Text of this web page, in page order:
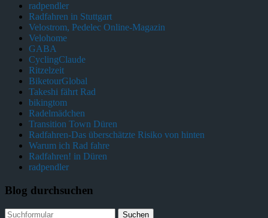
radpendler
Radfahren in Stuttgart
Velostrom, Pedelec Online-Magazin
Velohome
GABA
CyclingClaude
Ritzelzeit
BiketourGlobal
Takeshi fährt Rad
bikingtom
Radelmädchen
Transition Town Düren
Radfahren-Das überschätzte Risiko von hinten
Warum ich Rad fahre
Radfahren! in Düren
radpendler
Blog durchsuchen